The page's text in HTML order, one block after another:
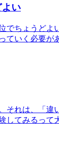
い
でちょうど
ていく必要
それは、「
してみるっ